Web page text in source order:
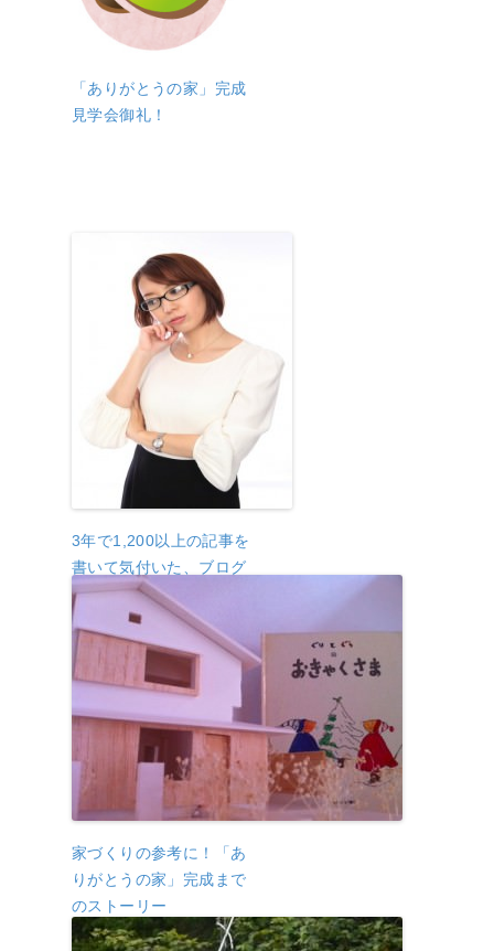
「ありがとうの家」完成
見学会御礼！
3年で1,200以上の記事を
書いて気付いた、ブログ
のネタを出し続ける10個
の方法
家づくりの参考に！「あ
りがとうの家」完成まで
のストーリー